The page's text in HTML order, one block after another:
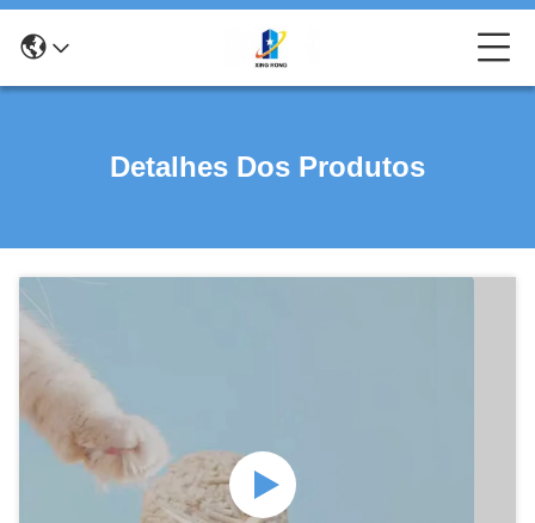
Detalhes Dos Produtos